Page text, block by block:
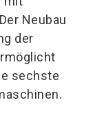
Neubau
der
sechste